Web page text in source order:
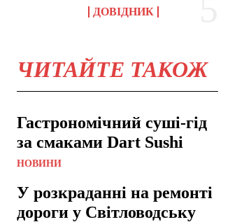
ДОВІДНИК
ЧИТАЙТЕ ТАКОЖ
Гастрономічний суші-гід
за смаками Dart Sushi
НОВИНИ
У розкраданні на ремонті
дороги у Світловодську